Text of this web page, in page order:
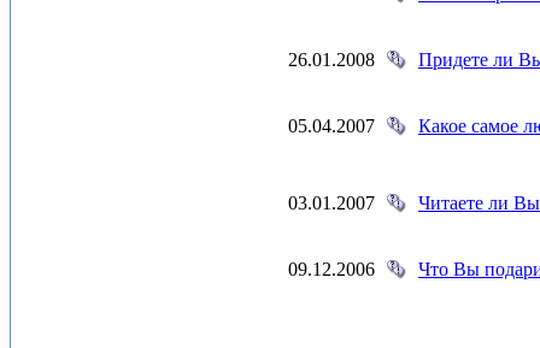
26.01.2008 Придете ли
05.04.2007 Какое самое
03.01.2007 Читаете ли
09.12.2006 Что Вы